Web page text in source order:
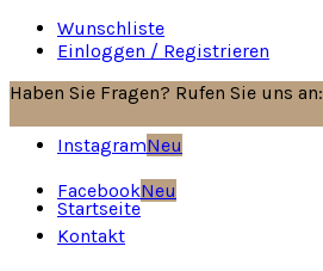
Wunschliste
Einloggen / Registrieren
Haben Sie Fragen? Rufen Sie uns an:
InstagramNeu
FacebookNeu
Kontakt
Startseite